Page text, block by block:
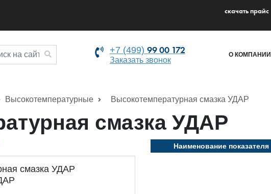
cкачать прайс
+7 (499) 99 00 172
Заказать звонок
О КОМПАНИИ
Высокотемпературные Высокотемпературная смазка УДАР
смазка УДАР
Наименование показателя